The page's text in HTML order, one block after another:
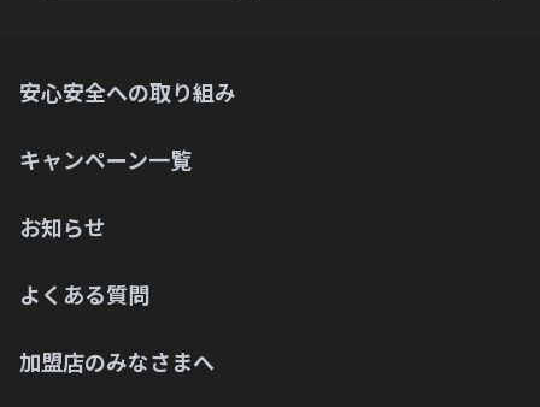
はどうなりますか？
Q.PASMOオートチャージでの還元率はどうな
Q.
完了されません。
Q.誤って東武カードアプリをアンインストー
ドアプリ内で必要な手続きはありますか？
Q.東武カードアプリのアップデート方法が分
ピングができない。
るにはどうすればいいですか？
Q.MyJCBアプリは使えますか？
Q.カードのアップグレードはどのようにすれ
安心安全への取り組み
キャンペーン一覧
お知らせ
よくある質問
加盟店のみなさまへ